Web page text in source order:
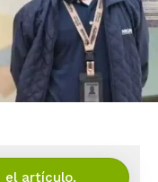
el artículo.